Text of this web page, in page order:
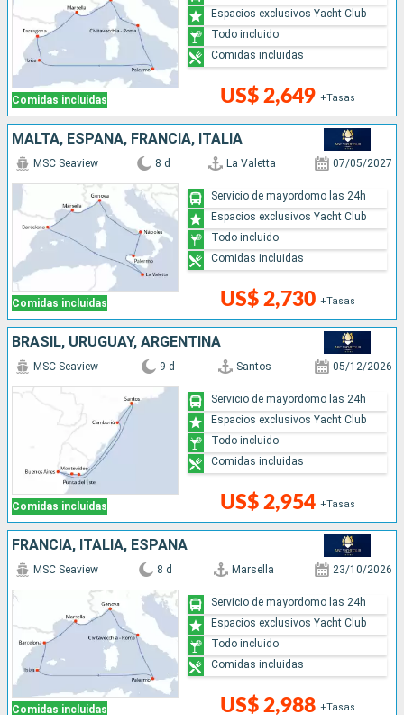
Comidas incluidas US$ 2,649 +Tasas
Espacios exclusivos Yacht Club
Todo incluido
Comidas incluidas
MALTA, ESPAÑA, FRANCIA, ITALIA
Comidas incluidas
MSC Seaview 8 d La Valetta 07/05/2027
US$ 2,730 +Tasas
Servicio de mayordomo las 24h
Espacios exclusivos Yacht Club
Todo incluido
Comidas incluidas
BRASIL, URUGUAY, ARGENTINA
Comidas incluidas
MSC Seaview 9 d Santos 05/12/2026
US$ 2,954 +Tasas
Servicio de mayordomo las 24h
Espacios exclusivos Yacht Club
Todo incluido
Comidas incluidas
FRANCIA, ITALIA, ESPAÑA
Comidas incluidas
MSC Seaview 8 d Marsella 23/10/2026
US$ 2,988 +Tasas
Servicio de mayordomo las 24h
Espacios exclusivos Yacht Club
Todo incluido
Comidas incluidas